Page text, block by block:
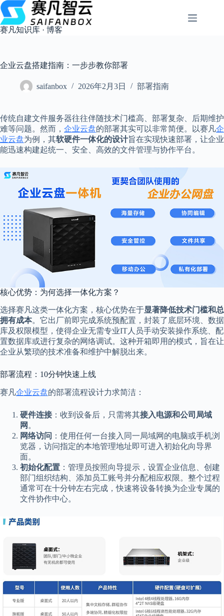
跳
过
内
容
赛凡知识库 · 博客
企业云盘搭建指南：一步步教你部署
saifanbox 2026年2月3日 部署指南
传统自建文件服务器往往伴随技术门槛高、部署复杂、后期维护
难等问题。然而， 企业云盘的部署其实可以非常简便。以赛凡企
业云盘为例，其软硬件一体化的设计旨在实现快速部署，让企业
能迅速构建起统一、安全、高效的文件管理与协作平台。
核心优势：为何选择一体化方案？
选择赛凡这类一体化方案，核心优势在于显著降低技术门槛和总
拥有成本。它出厂前即完成系统预配置，封装了底层环境、数据
库及权限模型，使得企业无需专业IT人员手动安装操作系统、配
置数据库或进行复杂的网络调试。这种开箱即用的模式，旨在让
企业从繁琐的技术准备和维护中解脱出来。
部署流程：10分钟快速上线
赛凡企业云盘的部署流程设计力求简洁：
硬件连接：收到设备后，只需将其接入电源和公司局域
网 。
网络访问 ：使用任何一台接入同一局域网的电脑或手机浏
览器，访问指定的本地管理地址即可进入初始化向导界
面。
初始化配置 ：管理员按照向导提示，设置企业信息、创建
部门组织结构、添加员工账号并分配相应权限。整个过程
通常可在十分钟左右完成，快速将设备转换为企业专属的
文件协作中心。